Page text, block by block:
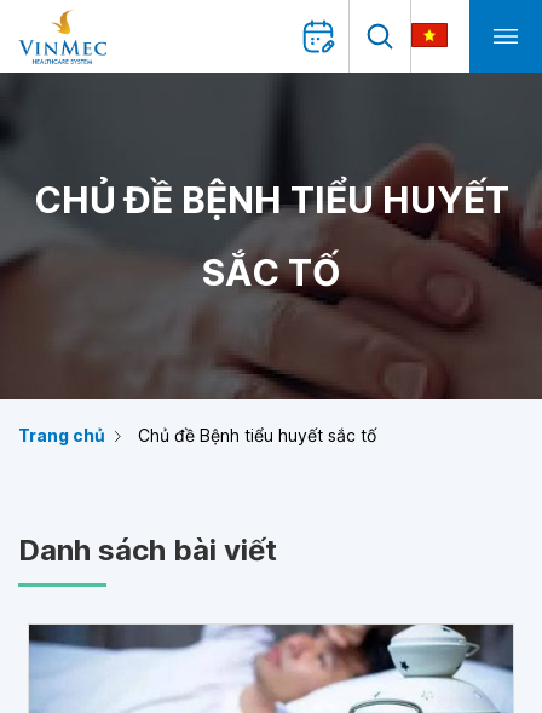
CHỦ ĐỀ BỆNH TIỂU HUYẾT
SẮC TỐ
Trang chủ Chủ đề Bệnh tiểu huyết sắc tố
Danh sách bài viết